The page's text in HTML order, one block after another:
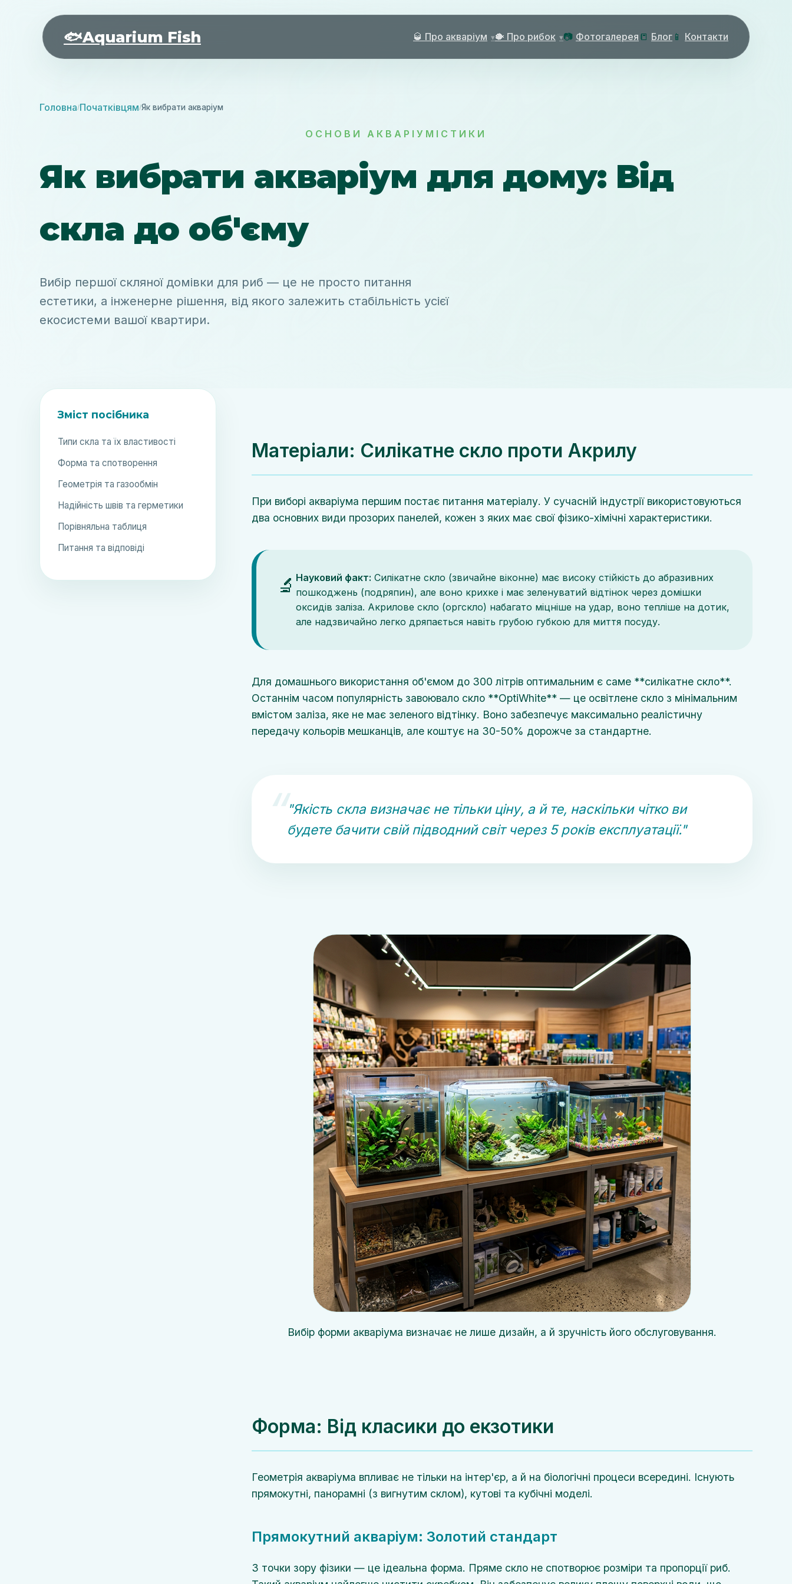
🐟Aquarium Fish 🥃 Про акваріум 🐡 Про рибок 📷 Фотогалерея 📒 Блог 📱 Контакти
Головна/Початківцям/Як вибрати акваріум
ОСНОВИ АКВАРІУМІСТИКИ
Як вибрати акваріум для дому: Від
скла до об'єму
Вибір першої скляної домівки для риб — це не просто питання
естетики, а інженерне рішення, від якого залежить стабільність усієї
екосистеми вашої квартири.
Зміст посібника
Типи скла та їх властивості
Форма та спотворення
Геометрія та газообмін
Надійність швів та герметики
Порівняльна таблиця
Питання та відповіді
Матеріали: Силікатне скло проти Акрилу
При виборі акваріума першим постає питання матеріалу. У сучасній індустрії використовуються
два основних види прозорих панелей, кожен з яких має свої фізико-хімічні характеристики.
🔬 Науковий факт: Силікатне скло (звичайне віконне) має високу стійкість до абразивних
пошкоджень (подряпин), але воно крихке і має зеленуватий відтінок через домішки
оксидів заліза. Акрилове скло (оргскло) набагато міцніше на удар, воно тепліше на дотик,
але надзвичайно легко дряпається навіть грубою губкою для миття посуду.
Для домашнього використання об'ємом до 300 літрів оптимальним є саме **силікатне скло**.
Останнім часом популярність завоювало скло **OptiWhite** — це освітлене скло з мінімальним
вмістом заліза, яке не має зеленого відтінку. Воно забезпечує максимально реалістичну
передачу кольорів мешканців, але коштує на 30-50% дорожче за стандартне.
"Якість скла визначає не тільки ціну, а й те, наскільки чітко ви
будете бачити свій підводний світ через 5 років експлуатації."
Вибір форми акваріума визначає не лише дизайн, а й зручність його обслуговування.
Форма: Від класики до екзотики
Геометрія акваріума впливає не тільки на інтер'єр, а й на біологічні процеси всередині. Існують
прямокутні, панорамні (з вигнутим склом), кутові та кубічні моделі.
Прямокутний акваріум: Золотий стандарт
З точки зору фізики — це ідеальна форма. Пряме скло не спотворює розміри та пропорції риб.